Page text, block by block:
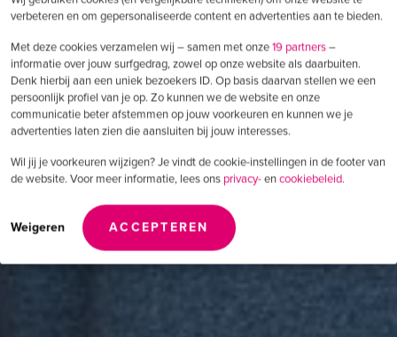
verbeteren en om gepersonaliseerde content en advertenties aan te bieden.
Met deze cookies verzamelen wij – samen met onze19 partners–
informatie over jouw surfgedrag, zowel op onze website als daarbuiten.
Denk hierbij aan een uniek bezoekers ID. Op basis daarvan stellen we een
persoonlijk profiel van je op. Zo kunnen we de website en onze
communicatie beter afstemmen op jouw voorkeuren en kunnen we je
advertenties laten zien die aansluiten bij jouw interesses.
Wil jij je voorkeuren wijzigen? Je vindt de cookie-instellingen in de footer van
de website. Voor meer informatie, lees ons privacy-encookiebeleid.
Weigeren ACCEPTEREN